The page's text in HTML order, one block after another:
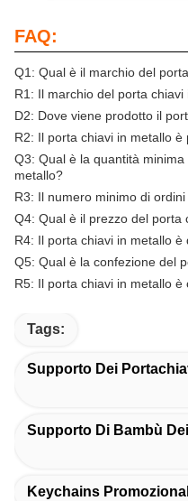
FAQ:
Q1: Qual è il marchio del
R1: Il marchio del porta chiavi
D2: Dove viene prodotto il
R2: Il porta chiavi in metallo è
Q3: Qual è la quantità
metallo?
R3: Il numero minimo di
Q4: Qual è il prezzo del porta
R4: Il porta chiavi in metallo
Q5: Qual è la confezione del
R5: Il porta chiavi in metallo
Tags:
Supporto Dei
Supporto Di Bambù
Keychains